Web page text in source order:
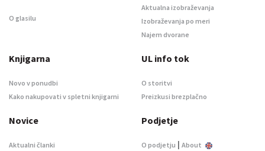
O glasilu
Aktualna izobraževanja
Izobraževanja po meri
Najem dvorane
Knjigarna
Novo v ponudbi
Kako nakupovati v spletni knjigarni
UL info tok
O storitvi
Preizkusi brezplačno
Novice
Aktualni članki
Podjetje
O podjetju | About